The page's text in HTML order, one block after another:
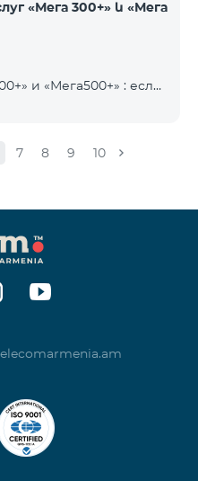
«Мега 300+» և «Мега
и «Мега500+» : если
7 8 9 10